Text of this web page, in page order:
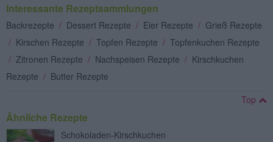
Interessante Rezeptsammlungen
Backrezepte / Dessert Rezepte / Eier Rezepte / Grieß Rezepte
/ Kirschen Rezepte / Topfen Rezepte / Topfenkuchen Rezepte
/ Zitronen Rezepte / Nachspeisen Rezepte / Kirschkuchen
Rezepte / Butter Rezepte
Top
Ähnliche Rezepte
Schokoladen-Kirschkuchen